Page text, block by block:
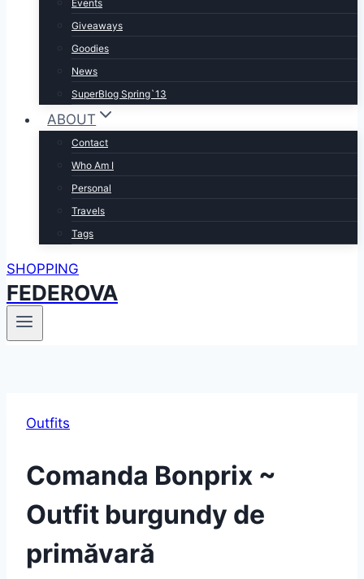
Events
Giveaways
Goodies
News
SuperBlog Spring`13
ABOUT
Contact
Who Am I
Personal
Travels
Tags
SHOPPING
FEDEROVA
Outfits
Comanda Bonprix ~
Outfit burgundy de
primăvară